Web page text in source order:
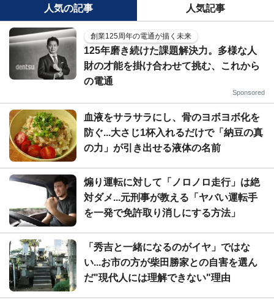
人気の記事 人気記事
創業125周年の電通が描く未来
125年磨き続けた課題解決力。多様な人
財の才能を掛け合わせて挑む、これから
の電通
Sponsored
血液をサラサラにし、骨のヨボヨボ化を
防ぐ...大さじ1杯入れるだけで「納豆の真
の力」が引き出せる液体の名前
煽り運転に対して「ノロノロ走行」は絶
対ダメ...元刑事が教える「ヤバい運転手
を一発で免許取り消しにする方法」
「秀吉と一緒になるのがイヤ」ではな
い...お市の方が柴田勝家との自害を選ん
だ"現代人には理解できない"理由